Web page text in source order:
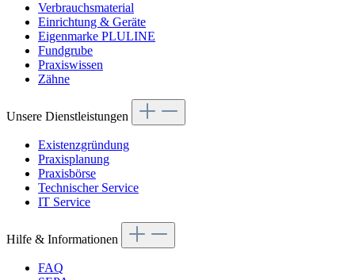
Verbrauchsmaterial
Einrichtung & Geräte
Eigenmarke PLULINE
Fundgrube
Praxiswissen
Zähne
Unsere Dienstleistungen
Existenzgründung
Praxisplanung
Praxisbörse
Technischer Service
IT Service
Hilfe & Informationen
FAQ